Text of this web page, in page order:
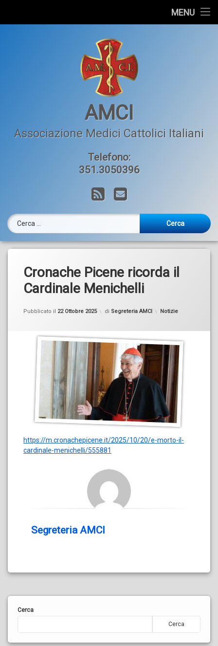
MENU
AMCI
Associazione Medici Cattolici Italiani
Telefono:
351.3050396
RSS Email
Ricerca per:
Cronache Picene ricorda il
Cardinale Menichelli
Pubblicato il 22 Ottobre 2025 di Segreteria AMCI Categorie:
Notizie
https://m.cronachepicene.it/2025/10/20/e-morto-il-
cardinale-menichelli/555881
Segreteria AMCI
Cerca
Cerca